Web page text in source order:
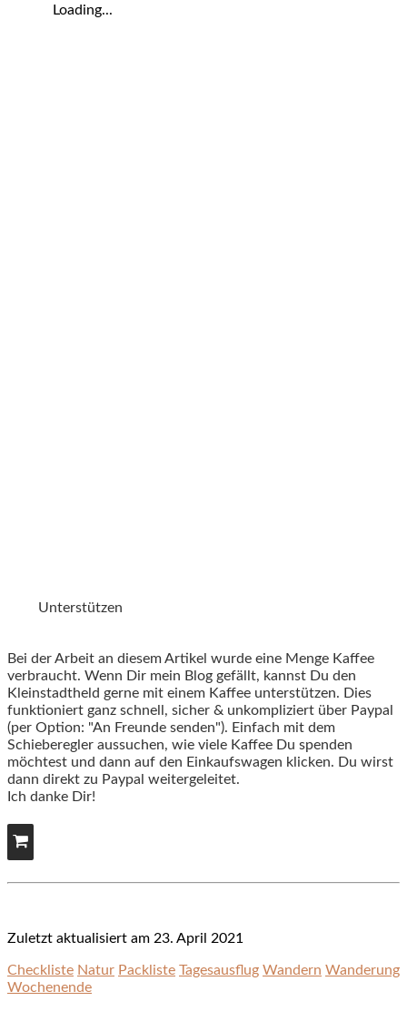
Loading...
Unterstützen
Bei der Arbeit an diesem Artikel wurde eine Menge Kaffee
verbraucht. Wenn Dir mein Blog gefällt, kannst Du den
Kleinstadtheld gerne mit einem Kaffee unterstützen. Dies
funktioniert ganz schnell, sicher & unkompliziert über Paypal
(per Option: "An Freunde senden"). Einfach mit dem
Schieberegler aussuchen, wie viele Kaffee Du spenden
möchtest und dann auf den Einkaufswagen klicken. Du wirst
dann direkt zu Paypal weitergeleitet.
Ich danke Dir!
Zuletzt aktualisiert am 23. April 2021
Checkliste Natur Packliste Tagesausflug Wandern Wanderung
Wochenende